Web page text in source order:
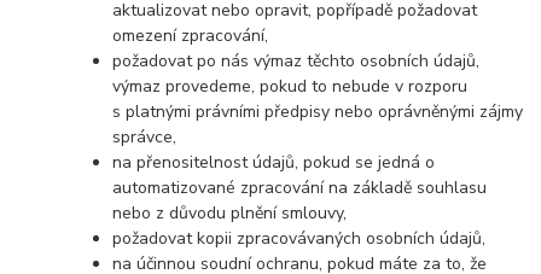
aktualizovat nebo opravit, popřípadě požadovat
omezení zpracování,
požadovat po nás výmaz těchto osobních údajů,
výmaz provedeme, pokud to nebude v rozporu
s platnými právními předpisy nebo oprávněnými zájmy
správce,
na přenositelnost údajů, pokud se jedná o
automatizované zpracování na základě souhlasu
nebo z důvodu plnění smlouvy,
požadovat kopii zpracovávaných osobních údajů,
na účinnou soudní ochranu, pokud máte za to, že